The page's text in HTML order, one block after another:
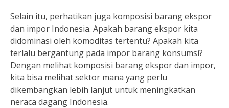
Selain itu, perhatikan juga komposisi barang ekspor
dan impor Indonesia. Apakah barang ekspor kita
didominasi oleh komoditas tertentu? Apakah kita
terlalu bergantung pada impor barang konsumsi?
Dengan melihat komposisi barang ekspor dan impor,
kita bisa melihat sektor mana yang perlu
dikembangkan lebih lanjut untuk meningkatkan
neraca dagang Indonesia.